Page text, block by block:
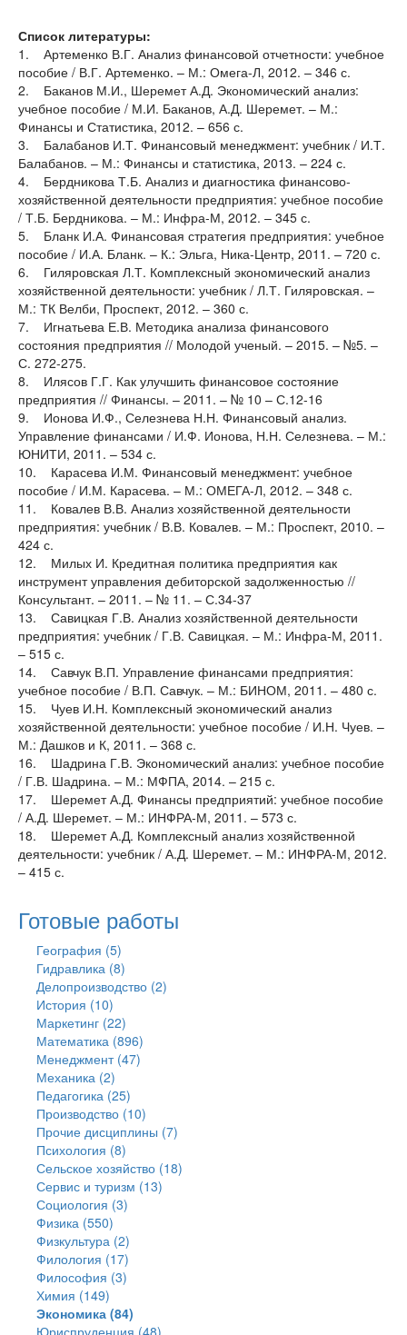
Список литературы:
1. Артеменко В.Г. Анализ финансовой отчетности: учебное
пособие / В.Г. Артеменко. – М.: Омега-Л, 2012. – 346 с.
2. Баканов М.И., Шеремет А.Д. Экономический анализ:
учебное пособие / М.И. Баканов, А.Д. Шеремет. – М.:
Финансы и Статистика, 2012. – 656 с.
3. Балабанов И.Т. Финансовый менеджмент: учебник / И.Т.
Балабанов. – М.: Финансы и статистика, 2013. – 224 с.
4. Бердникова Т.Б. Анализ и диагностика финансово-
хозяйственной деятельности предприятия: учебное пособие
/ Т.Б. Бердникова. – М.: Инфра-М, 2012. – 345 с.
5. Бланк И.А. Финансовая стратегия предприятия: учебное
пособие / И.А. Бланк. – К.: Эльга, Ника-Центр, 2011. – 720 с.
6. Гиляровская Л.Т. Комплексный экономический анализ
хозяйственной деятельности: учебник / Л.Т. Гиляровская. –
М.: ТК Велби, Проспект, 2012. – 360 с.
7. Игнатьева Е.В. Методика анализа финансового
состояния предприятия // Молодой ученый. – 2015. – №5. –
С. 272-275.
8. Илясов Г.Г. Как улучшить финансовое состояние
предприятия // Финансы. – 2011. – № 10 – С.12-16
9. Ионова И.Ф., Селезнева Н.Н. Финансовый анализ.
Управление финансами / И.Ф. Ионова, Н.Н. Селезнева. – М.:
ЮНИТИ, 2011. – 534 с.
10. Карасева И.М. Финансовый менеджмент: учебное
пособие / И.М. Карасева. – М.: ОМЕГА-Л, 2012. – 348 с.
11. Ковалев В.В. Анализ хозяйственной деятельности
предприятия: учебник / В.В. Ковалев. – М.: Проспект, 2010. –
424 с.
12. Милых И. Кредитная политика предприятия как
инструмент управления дебиторской задолженностью //
Консультант. – 2011. – № 11. – С.34-37
13. Савицкая Г.В. Анализ хозяйственной деятельности
предприятия: учебник / Г.В. Савицкая. – М.: Инфра-М, 2011.
– 515 с.
14. Савчук В.П. Управление финансами предприятия:
учебное пособие / В.П. Савчук. – М.: БИНОМ, 2011. – 480 с.
15. Чуев И.Н. Комплексный экономический анализ
хозяйственной деятельности: учебное пособие / И.Н. Чуев. –
М.: Дашков и К, 2011. – 368 с.
16. Шадрина Г.В. Экономический анализ: учебное пособие
/ Г.В. Шадрина. – М.: МФПА, 2014. – 215 с.
17. Шеремет А.Д. Финансы предприятий: учебное пособие
/ А.Д. Шеремет. – М.: ИНФРА-М, 2011. – 573 с.
18. Шеремет А.Д. Комплексный анализ хозяйственной
деятельности: учебник / А.Д. Шеремет. – М.: ИНФРА-М, 2012.
– 415 с.
Готовые работы
География (5)
Гидравлика (8)
Делопроизводство (2)
История (10)
Маркетинг (22)
Математика (896)
Менеджмент (47)
Механика (2)
Педагогика (25)
Производство (10)
Прочие дисциплины (7)
Психология (8)
Сельское хозяйство (18)
Сервис и туризм (13)
Социология (3)
Физика (550)
Физкультура (2)
Филология (17)
Философия (3)
Химия (149)
Экономика (84)
Юриспруденция (48)